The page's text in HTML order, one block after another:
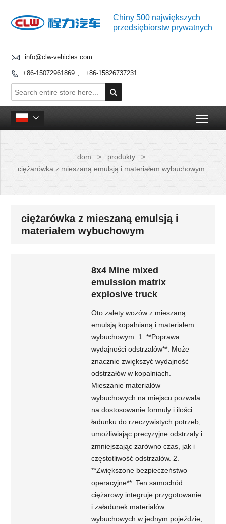
Chiny 500 największych
przedsiębiorstw prywatnych
 info@clw-vehicles.com
 +86-15072961869 、 +86-15826737231


dom > produkty
>
ciężarówka z mieszaną emulsją i materiałem wybuchowym
ciężarówka z mieszaną emulsją i
materiałem wybuchowym
8x4 Mine mixed
emulssion matrix
explosive truck
Oto zalety wozów z mieszaną
emulsją kopalnianą i materiałem
wybuchowym: 1. **Poprawa
wydajności odstrzałów**: Może
znacznie zwiększyć wydajność
odstrzałów w kopalniach.
Mieszanie materiałów
wybuchowych na miejscu pozwala
na dostosowanie formuły i ilości
ładunku do rzeczywistych potrzeb,
umożliwiając precyzyjne odstrzały i
zmniejszając zarówno czas, jak i
częstotliwość odstrzałów. 2.
**Zwiększone bezpieczeństwo
operacyjne**: Ten samochód
ciężarowy integruje przygotowanie
i załadunek materiałów
wybuchowych w jednym pojeździe,